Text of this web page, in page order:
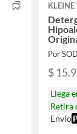
Por
$
Llega
Retira
Envío